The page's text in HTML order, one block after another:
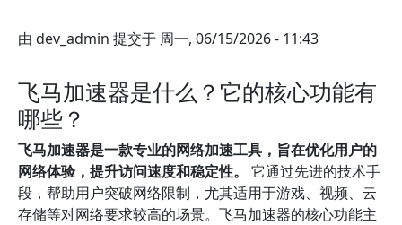
由 dev_admin 提交于 周一, 06/15/2026 - 11:43
飞马加速器是什么？它的核心功能有
哪些？
飞马加速器是一款专业的网络加速工具，旨在优化用户的
网络体验，提升访问速度和稳定性。
它通过先进的技术手
段，帮助用户突破网络限制，尤其适用于游戏、视频、云
存储等对网络要求较高的场景。飞马加速器的核心功能主